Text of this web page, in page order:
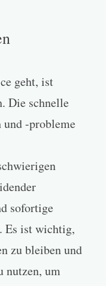
geht, ist
Die schnelle
und -probleme
sofortige
Es ist wichtig,
zu bleiben und
nutzen, um